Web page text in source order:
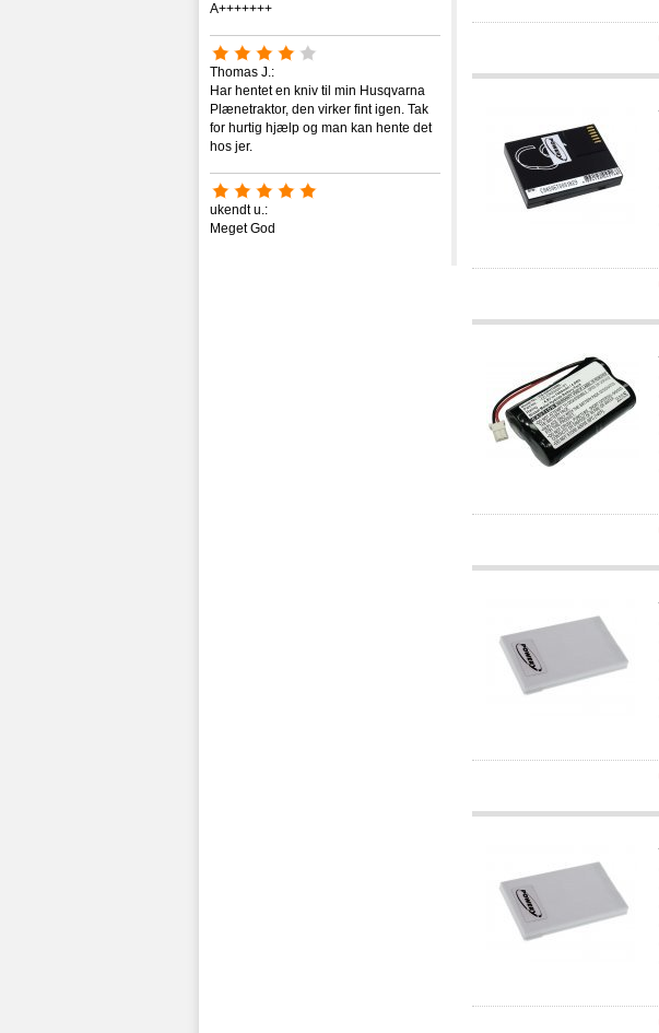
A+++++++
Thomas J.:
Har hentet en kniv til min Husqvarna
Plænetraktor, den virker fint igen. Tak
for hurtig hjælp og man kan hente det
hos jer.
ukendt u.:
Meget God